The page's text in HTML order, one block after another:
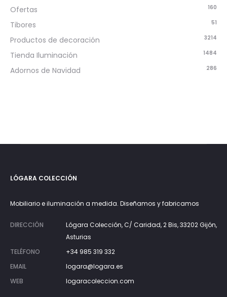
Ofertas 160
Tibores 51
Productos de decoración 3214
Tienda Iluminación 1484
Adornos de Navidad 286
LÓGARA COLECCIÓN
Mobiliario e iluminación a medida. Diseñamos y fabricamos
DIRECCIÓN
Lógara Colección, C/ Caridad, 2 Bis, 33202 Gijón,
Asturias
TELÉFONO
+34 985 319 332
EMAIL
logara@logara.es
WEB
logaracoleccion.com